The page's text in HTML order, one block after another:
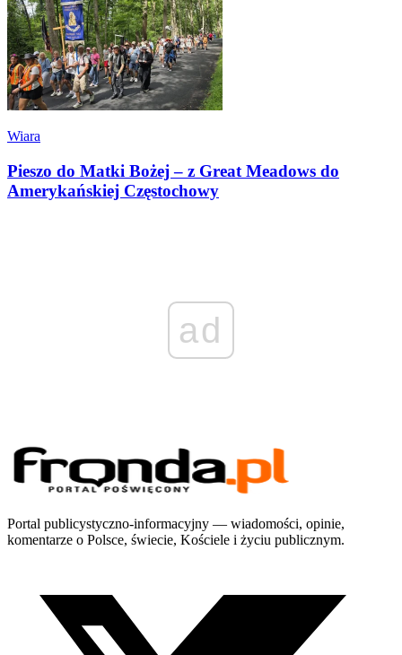
Wiara
Pieszo do Matki Bożej – z Great Meadows do
Amerykańskiej Częstochowy
ad
Portal publicystyczno-informacyjny — wiadomości, opinie,
komentarze o Polsce, świecie, Kościele i życiu publicznym.